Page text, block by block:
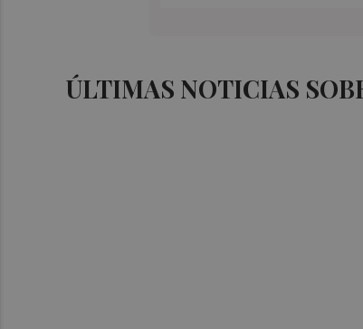
ÚLTIMAS NOTICIAS